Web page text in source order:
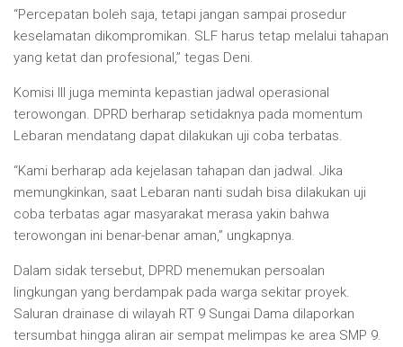
“Percepatan boleh saja, tetapi jangan sampai prosedur
keselamatan dikompromikan. SLF harus tetap melalui tahapan
yang ketat dan profesional,” tegas Deni.
Komisi III juga meminta kepastian jadwal operasional
terowongan. DPRD berharap setidaknya pada momentum
Lebaran mendatang dapat dilakukan uji coba terbatas.
“Kami berharap ada kejelasan tahapan dan jadwal. Jika
memungkinkan, saat Lebaran nanti sudah bisa dilakukan uji
coba terbatas agar masyarakat merasa yakin bahwa
terowongan ini benar-benar aman,” ungkapnya.
Dalam sidak tersebut, DPRD menemukan persoalan
lingkungan yang berdampak pada warga sekitar proyek.
Saluran drainase di wilayah RT 9 Sungai Dama dilaporkan
tersumbat hingga aliran air sempat melimpas ke area SMP 9.